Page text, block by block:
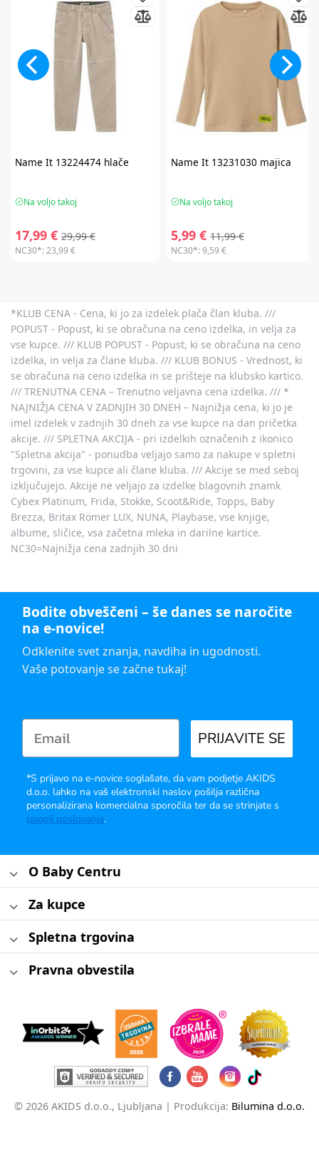
Name It13224474 hlače
Na voljo takoj
17,99 € 29,99 €
NC30*:23,99 €
Name It 13231030 majica
Na voljo takoj
5,99 € 11,99 €
NC30*:9,59 €
*KLUB CENA - Cena, ki jo za izdelek plača član kluba. ///
POPUST - Popust, ki se obračuna na ceno izdelka, in velja za
vse kupce. /// KLUB POPUST - Popust, ki se obračuna na ceno
izdelka, in velja za člane kluba. /// KLUB BONUS - Vrednost, ki
se obračuna na ceno izdelka in se prišteje na klubsko kartico.
/// TRENUTNA CENA – Trenutno veljavna cena izdelka. /// *
NAJNIŽJA CENA V ZADNJIH 30 DNEH – Najnižja cena, ki jo je
imel izdelek v zadnjih 30 dneh za vse kupce na dan pričetka
akcije. /// SPLETNA AKCIJA - pri izdelkih označenih z ikonico
"Spletna akcija" - ponudba veljajo samo za nakupe v spletni
trgovini, za vse kupce ali člane kluba. /// Akcije se med seboj
izključujejo. Akcije ne veljajo za izdelke blagovnih znamk
Cybex Platinum, Frida, Stokke, Scoot&Ride, Topps, Baby
Brezza, Britax Römer LUX, NUNA, Playbase, vse knjige,
albume, sličice, vsa začetna mleka in darilne kartice.
NC30=Najnižja cena zadnjih 30 dni
Bodite obveščeni – še danes se naročite
na e-novice!
Odklenite svet znanja, navdiha in ugodnosti.
Vaše potovanje se začne tukaj!
PRIJAVITE SE
*S prijavo na e-novice soglašate, da vam podjetje AKIDS
d.o.o. lahko na vaš elektronski naslov pošilja različna
personalizirana komercialna sporočila ter da se strinjate s
pogoji poslovanja.
O Baby Centru
Za kupce
Spletna trgovina
Pravna obvestila
© 2026 AKIDS d.o.o., Ljubljana | Produkcija: Bilumina d.o.o.